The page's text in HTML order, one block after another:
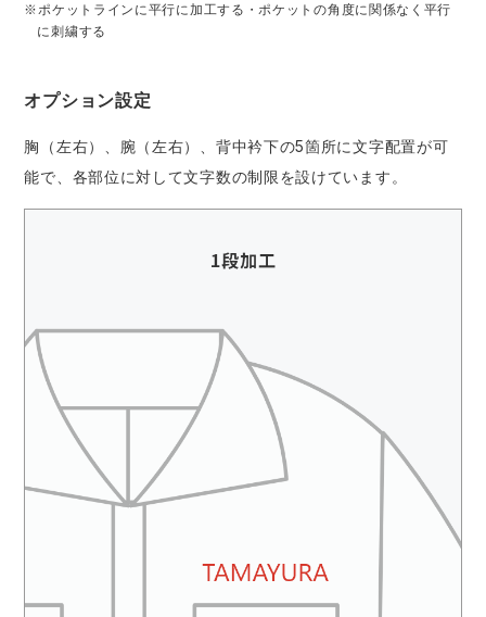
※ポケットラインに平行に加工する・ポケットの角度に関係なく平行
に刺繍する
オプション設定
胸（左右）、腕（左右）、背中衿下の5箇所に文字配置が可
能で、各部位に対して文字数の制限を設けています。